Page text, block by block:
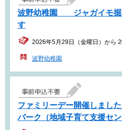
波野幼稚園 ジャガイモ掘
す
2026年5月29日（金曜日）から
波野幼稚園
ファミリーデー開催しまし
パーク（地域子育て支援セ